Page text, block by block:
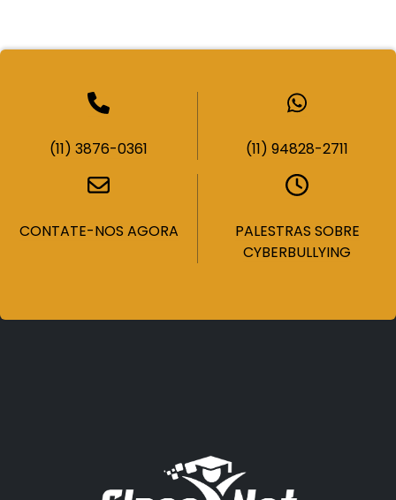
(11) 3876-0361 (11) 94828-2711
CONTATE-NOS AGORA
PALESTRAS SOBRE
CYBERBULLYING